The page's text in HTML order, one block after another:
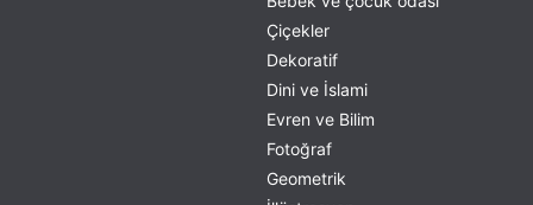
Çiçekler
Dekoratif
Dini ve İslami
Evren ve Bilim
Fotoğraf
Geometrik